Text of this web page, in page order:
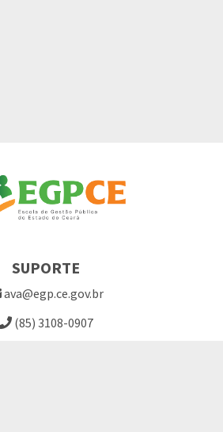
SUPORTE
ava@egp.ce.gov.br
(85) 3108-0907